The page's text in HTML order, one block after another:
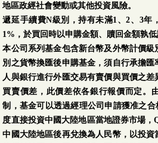
地區政經社會變動或其他投資風險。
遞延手續費N級別，持有未滿1、2、3年
1%，於買回時以申購金額、贖回金額孰低
本公司系列基金包含新台幣及外幣計價
別之貨幣換匯後申購基金，須自行承擔
人與銀行進行外匯交易有賣價與買價之
買賣價差，此價差依各銀行報價而定。
制，基金可以透過經理公司申請獲准之
度直接投資中國大陸地區當地證券市場
中國大陸地區後再兌換為人民幣，以投資